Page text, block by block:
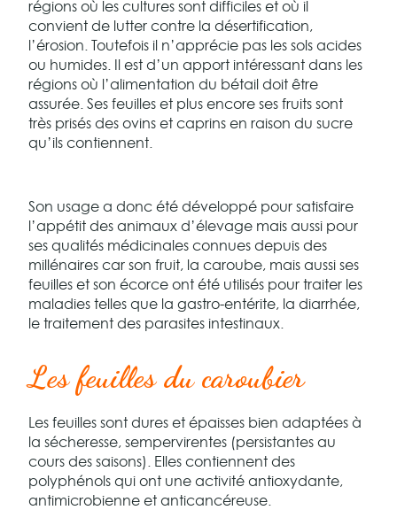
régions où les cultures sont difficiles et où il
convient de lutter contre la désertification,
l’érosion. Toutefois il n’apprécie pas les sols acides
ou humides. Il est d’un apport intéressant dans les
régions où l’alimentation du bétail doit être
assurée. Ses feuilles et plus encore ses fruits sont
très prisés des ovins et caprins en raison du sucre
qu’ils contiennent.
Son usage a donc été développé pour satisfaire
l’appétit des animaux d’élevage mais aussi pour
ses qualités médicinales connues depuis des
millénaires car son fruit, la caroube, mais aussi ses
feuilles et son écorce ont été utilisés pour traiter les
maladies telles que la gastro-entérite, la diarrhée,
le traitement des parasites intestinaux.
Les feuilles du caroubier
Les feuilles sont dures et épaisses bien adaptées à
la sécheresse, sempervirentes (persistantes au
cours des saisons). Elles contiennent des
polyphénols qui ont une activité antioxydante,
antimicrobienne et anticancéreuse.